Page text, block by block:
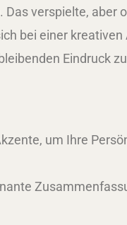
verspielte,
bei einer
Eindruck
um Ihre